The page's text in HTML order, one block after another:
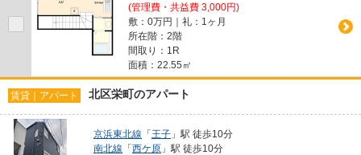
(管理費・共益費 3,000円)
敷：0万円｜礼：1ヶ月
所在階：2階
間取り：1R
面積：22.55㎡
賃貸｜アパート 北区栄町のアパート
京浜東北線 「王子 」駅 徒歩10分
南北線 「西ケ原 」駅 徒歩10分